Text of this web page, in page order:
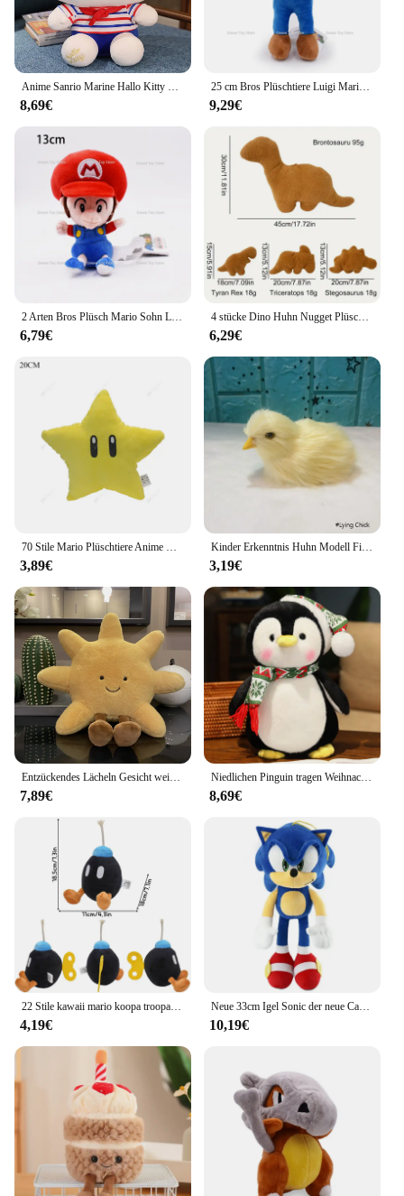
plush animals are designed to withstand the test of
time and provide endless comfort and joy.
8,69€
25 cm Bros Plüschtiere Luigi Mario Stofftiere Anime Puppe Plüschtier für Kinder Kawaii Kinder Sammlung Spielzeug Puppe Plüsch Geschenke
9,29€
6,79€
4 stücke Dino Huhn Nugget Plüschtiere weichen Dinosaurier Plüsch Kissen Cartoon Dinosaurier Plüsch Stofftier Plüsch für Kinder Baby Geschenk
6,29€
3,89€
Kinder Erkenntnis Huhn Modell Figurine Realistische Pelzigen Tier Puppe Simulation Küken Kaninchen Plüsch Spielzeug Huhn Ostern Geschenk
3,19€
7,89€
Niedlichen Pinguin tragen Weihnachts mütze Plüschtiere kawaii weiche Stofftiere Plüschtiere Puppe Weihnachts feier Dekor Kinder Weihnachts geschenk
8,69€
22 Stile kawaii mario koopa troopa kamek schildkröte weiche Plüschtiere niedlichen Anime König Bob-omb schüchterner Kerl ausgestopfte peluche Puppen Geschenke
4,19€
Neue 33cm Igel Sonic der neue Cartoon Igel Sonic Ultra Maus Schatten Super Sony Schatten Plüsch tier
10,19€